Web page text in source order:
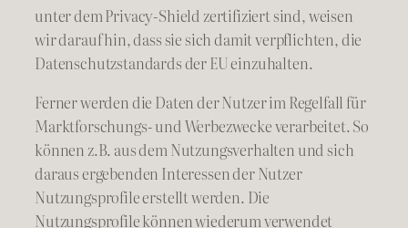
unter dem Privacy-Shield zertifiziert sind, weisen
wir darauf hin, dass sie sich damit verpflichten, die
Datenschutzstandards der EU einzuhalten.
Ferner werden die Daten der Nutzer im Regelfall für
Marktforschungs- und Werbezwecke verarbeitet. So
können z.B. aus dem Nutzungsverhalten und sich
daraus ergebenden Interessen der Nutzer
Nutzungsprofile erstellt werden. Die
Nutzungsprofile können wiederum verwendet